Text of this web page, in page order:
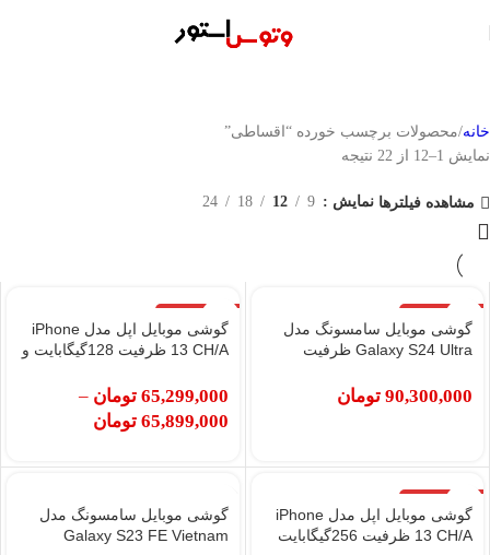
خانه محصولات برچسب خورده “اقساطی”
نمایش 1–12 از 22 نتیجه
مشاهده فیلترها نمایش 9
12
18
24
گوشی موبایل سامسونگ مدل
Galaxy S24 Ultra ظرفیت
90,300,000 تومان
گوشی موبایل اپل مدل iPhone
13 CH/A ظرفیت 128گیگابایت و
65,299,000 تومان –
65,899,000 تومان
گوشی موبایل اپل مدل iPhone
13 CH/A ظرفیت 256گیگابایت
گوشی موبایل سامسونگ مدل
Galaxy S23 FE Vietnam